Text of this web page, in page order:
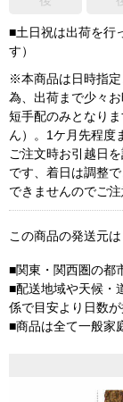
■土日祝は出荷を行
す）
※本商品は日時指
為、出荷まで少々
短手配のみとなり
ん）。1ケ月先程度
ご注文時お引越日
です、着日は調整
できませんのでご注
この商品の発送元は
■関東・関西圏の都
■配送地域や天候・
係で目安より日数
■商品は全て一般家